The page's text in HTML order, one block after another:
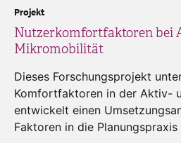
Nutzerkomfortfaktoren bei
Mikromobilität
Projekt
Dieses Forschungsprojekt
Komfortfaktoren in der Aktiv-
entwickelt einen
Faktoren in die Planungspraxis